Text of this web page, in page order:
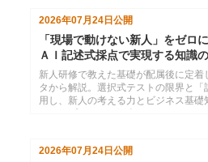
2026年07月24日 公開
「現場で動けない新人」をゼロ
ＡＩ記述式採点で実現する知識
新人研修で教えた基礎が配属後に定
タから解説。選択式テストの限界と
用し、新人の考える力とビジネス基礎
2026年07月24日公開